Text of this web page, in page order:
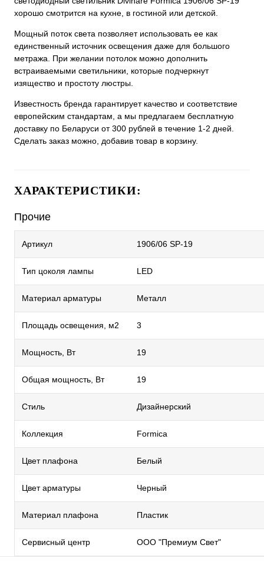
хорошо смотрится на кухне, в гостиной или детской.
Мощный поток света позволяет использовать ее как
единственный источник освещения даже для большого
метража. При желании потолок можно дополнить
встраиваемыми светильники, которые подчеркнут
изящество и простоту люстры.
Известность бренда гарантирует качество и соответствие
европейским стандартам, а мы предлагаем бесплатную
доставку по Беларуси от 300 рублей в течение 1-2 дней.
Сделать заказ можно, добавив товар в корзину.
ХАРАКТЕРИСТИКИ:
Прочие
Артикул 1906/06 SP-19
Тип цоколя лампы LED
Материал арматуры Металл
Площадь освещения, м2 3
Мощность, Вт 19
Общая мощность, Вт 19
Стиль Дизайнерский
Коллекция Formica
Цвет плафона Белый
Цвет арматуры Черный
Материал плафона Пластик
Сервисный центр ООО "Премиум Свет"